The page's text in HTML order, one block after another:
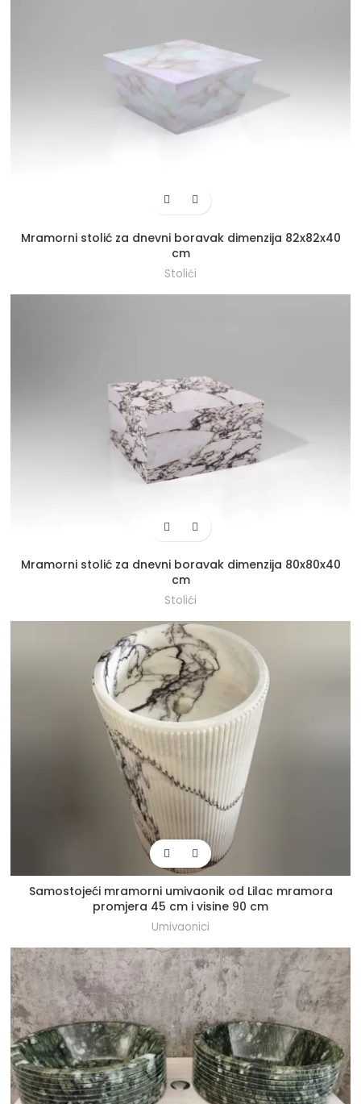
Mramorni stolić za dnevni boravak dimenzija 82x82x40
cm
Stolići
Mramorni stolić za dnevni boravak dimenzija 80x80x40
cm
Stolići
Samostojeći mramorni umivaonik od Lilac mramora
promjera 45 cm i visine 90 cm
Umivaonici